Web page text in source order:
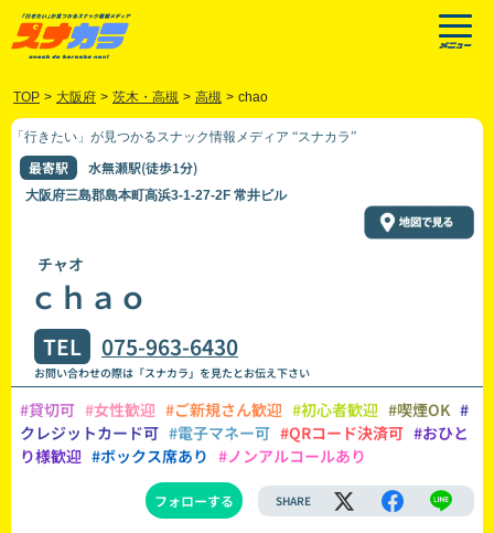
TOP > 大阪府 > 茨木・高槻 > 高槻 > chao
「行きたい」が見つかるスナック情報メディア “スナカラ”
最寄駅 水無瀬駅(徒歩1分)
大阪府三島郡島本町高浜3-1-27-2F 常井ビル
チャオ
ｃｈａｏ
TEL 075-963-6430
お問い合わせの際は「スナカラ」を見たとお伝え下さい
#貸切可 #女性歓迎 #ご新規さん歓迎 #初心者歓迎 #喫煙OK #
クレジットカード可 #電子マネー可 #QRコード決済可 #おひと
り様歓迎 #ボックス席あり #ノンアルコールあり
フォローする SHARE